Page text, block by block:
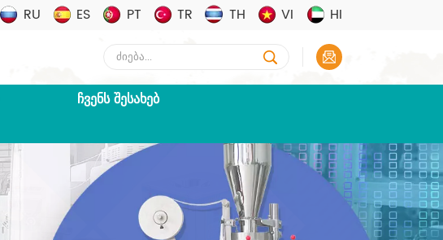
RU ES PT TR TH VI HI
ᲩᲕᲔᲜᲡ ᲨᲔᲡᲐᲮᲔᲑ